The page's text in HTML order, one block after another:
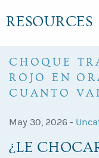
RESOURCES
CHOQUE
ROJO EN
CUANTO
May 30, 2026 -
¿LE